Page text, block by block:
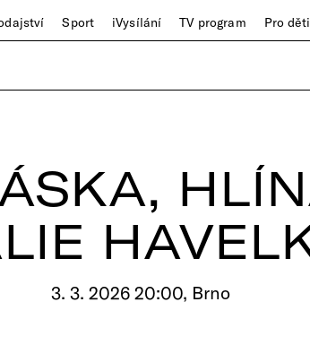
Sport iVysílání TV program Pro děti
3. 3. 2026 20:00, Brno